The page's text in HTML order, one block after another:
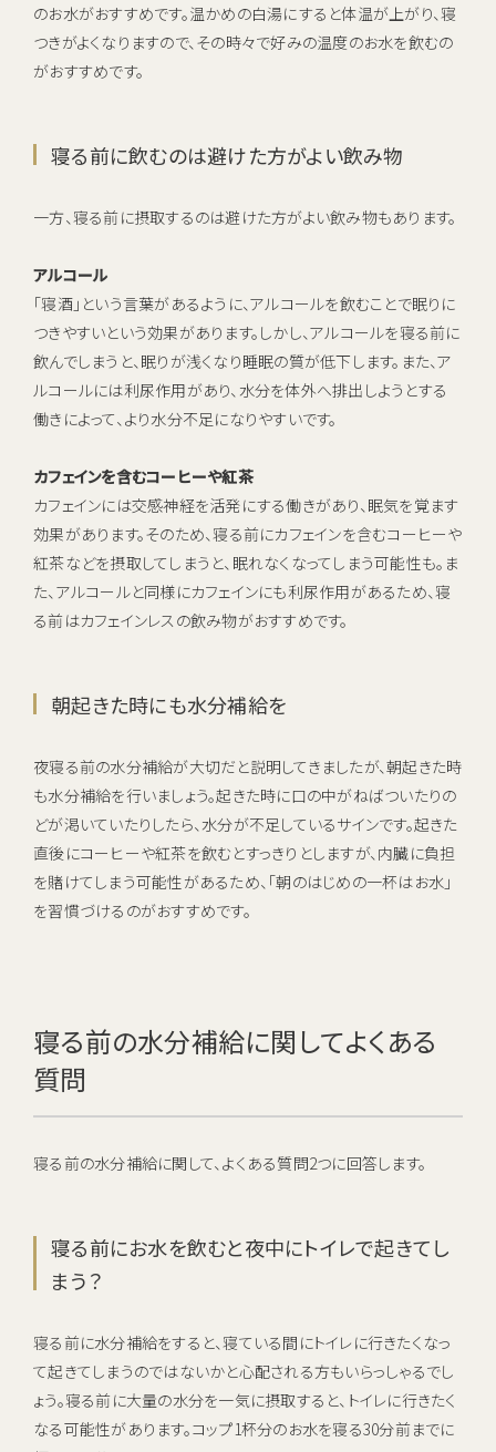
のお水がおすすめです。温かめの白湯にすると体温が上がり、寝
つきがよくなりますので、その時々で好みの温度のお水を飲むの
がおすすめです。
寝る前に飲むのは避けた方がよい飲み物
一方、寝る前に摂取するのは避けた方がよい飲み物もあります。
アルコール
「寝酒」という言葉があるように、アルコールを飲むことで眠りに
つきやすいという効果があります。しかし、アルコールを寝る前に
飲んでしまうと、眠りが浅くなり睡眠の質が低下します。また、ア
ルコールには利尿作用があり、水分を体外へ排出しようとする
働きによって、より水分不足になりやすいです。
カフェインを含むコーヒーや紅茶
カフェインには交感神経を活発にする働きがあり、眠気を覚ます
効果があります。そのため、寝る前にカフェインを含むコーヒーや
紅茶などを摂取してしまうと、眠れなくなってしまう可能性も。ま
た、アルコールと同様にカフェインにも利尿作用があるため、寝
る前はカフェインレスの飲み物がおすすめです。
朝起きた時にも水分補給を
夜寝る前の水分補給が大切だと説明してきましたが、朝起きた時
も水分補給を行いましょう。起きた時に口の中がねばついたりの
どが渇いていたりしたら、水分が不足しているサインです。起きた
直後にコーヒーや紅茶を飲むとすっきりとしますが、内臓に負担
を賭けてしまう可能性があるため、「朝のはじめの一杯はお水」
を習慣づけるのがおすすめです。
寝る前の水分補給に関してよくある
質問
寝る前の水分補給に関して、よくある質問2つに回答します。
寝る前にお水を飲むと夜中にトイレで起きてし
まう？
寝る前に水分補給をすると、寝ている間にトイレに行きたくなっ
て起きてしまうのではないかと心配される方もいらっしゃるでし
ょう。寝る前に大量の水分を一気に摂取すると、トイレに行きたく
なる可能性があります。コップ1杯分のお水を寝る30分前までに